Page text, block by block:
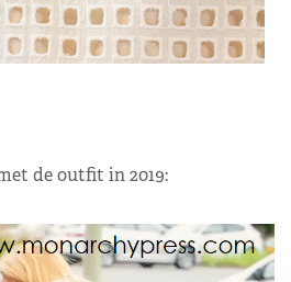
de outfit in 2019: